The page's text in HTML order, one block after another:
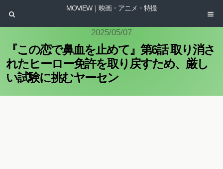
MOVIEW｜映画・アニメ・特撮
2025/05/07
『この恋で鼻血を止めて』第6話 取り消さ
れたヒーロー免許を取り戻すため、厳し
い試験に挑むヤーセン